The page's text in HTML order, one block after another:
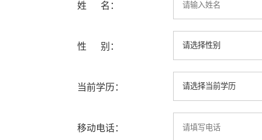
姓 名：
性 别：
当前学历：
移动电话：